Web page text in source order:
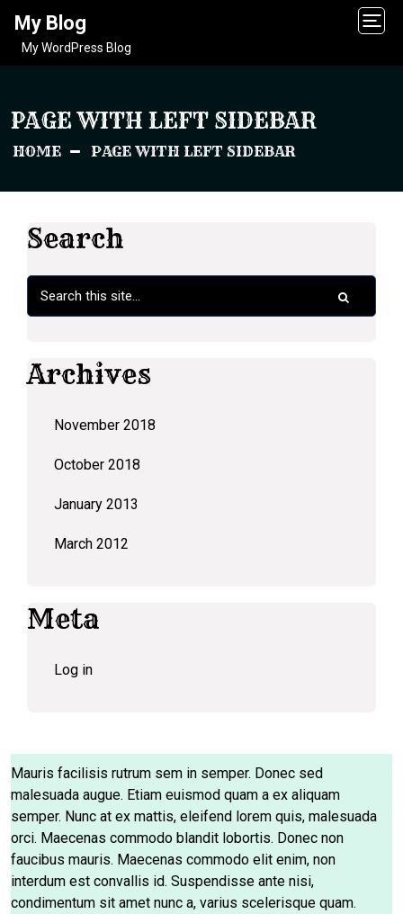
My Blog
My WordPress Blog
PAGE WITH LEFT SIDEBAR
HOME PAGE WITH LEFT SIDEBAR
Search
Archives
November 2018
October 2018
January 2013
March 2012
Meta
Log in
Mauris facilisis rutrum sem in semper. Donec sed
malesuada augue. Etiam euismod quam a ex aliquam
semper. Nunc at ex mattis, eleifend lorem quis, malesuada
orci. Maecenas commodo blandit lobortis. Donec non
faucibus mauris. Maecenas commodo elit enim, non
interdum est convallis id. Suspendisse ante nisi,
condimentum sit amet nunc a, varius scelerisque quam.